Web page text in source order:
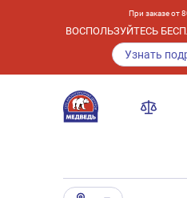
При заказе от
ВОСПОЛЬЗУЙТЕСЬ
Узнать